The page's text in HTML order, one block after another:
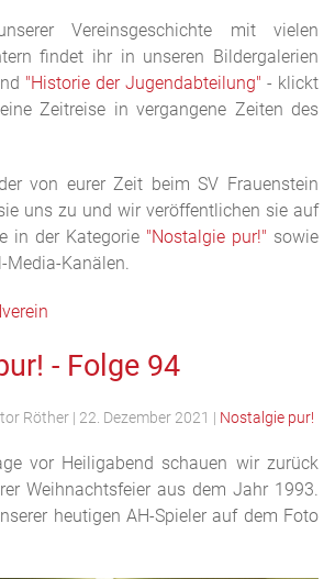
Vereinsgeschichte mit vielen
findet ihr in unseren Bildergalerien
"Historie der Jugendabteilung" - klickt
Zeitreise in vergangene Zeiten des
von eurer Zeit beim SV Frauenstein
uns zu und wir veröffentlichen sie auf
in der Kategorie "Nostalgie pur!" sowie
Media-Kanälen.
- Folge 94
Röther | 22. Dezember 2021 | Nostalgie pur!
vor Heiligabend schauen wir zurück
Weihnachtsfeier aus dem Jahr 1993.
heutigen AH-Spieler auf dem Foto